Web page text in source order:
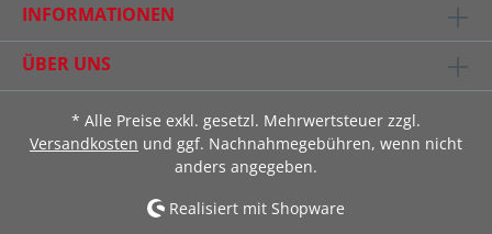
INFORMATIONEN
ÜBER UNS
* Alle Preise exkl. gesetzl. Mehrwertsteuer zzgl.
Versandkosten und ggf. Nachnahmegebühren, wenn nicht
anders angegeben.
Realisiert mit Shopware